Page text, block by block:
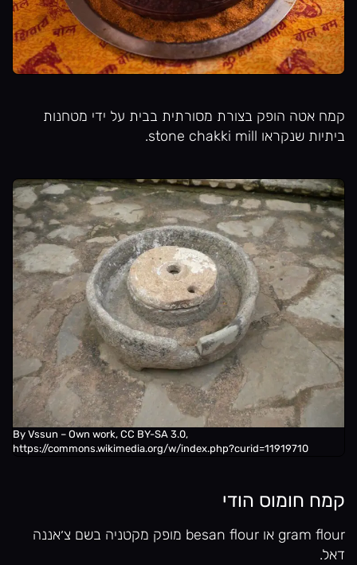
קמח אטה הופק בצורת מסורתית בבית על ידי מטחנות
ביתיות שנקראו stone chakki mill.
By Vssun – Own work, CC BY-SA 3.0,
https://commons.wikimedia.org/w/index.php?curid=11919710
קמח חומוס הודי
gram flour או besan flour מופק מקטניה בשם צ׳אננה
דאל.